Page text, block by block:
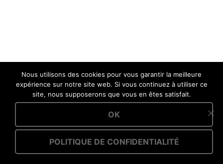
Nous utilisons des cookies pour vous garantir la meilleure
expérience sur notre site web. Si vous continuez à utiliser ce
site, nous supposerons que vous en êtes satisfait.
OK
POLITIQUE DE CONFIDENTIALITÉ